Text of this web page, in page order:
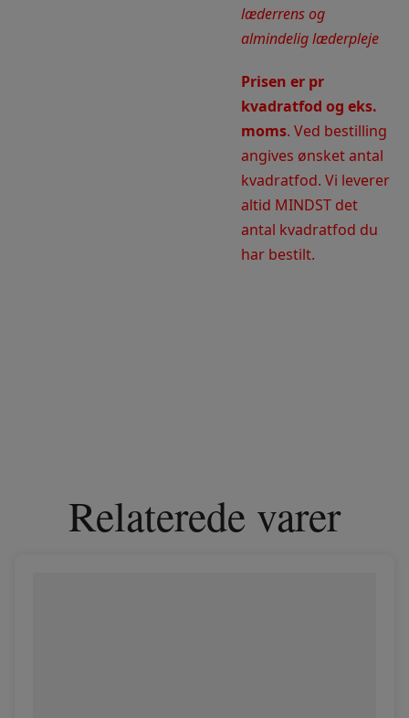
læderrens og
almindelig læderpleje
Prisen er pr
kvadratfod og eks.
moms. Ved bestilling
angives ønsket antal
kvadratfod. Vi leverer
altid MINDST det
antal kvadratfod du
har bestilt.
Relaterede varer